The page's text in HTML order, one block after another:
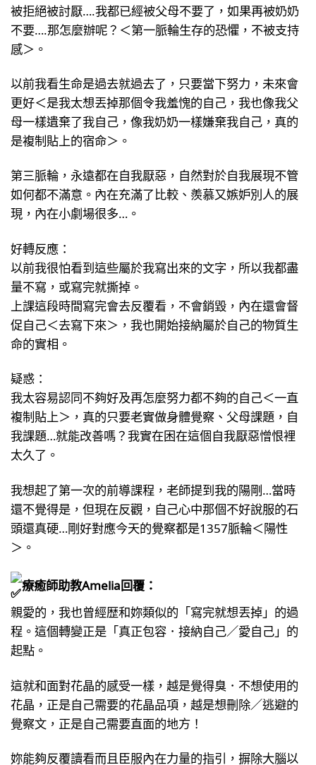
被拒絕被討厭….我都已經被父母不要了，如果再被奶奶
不要….那怎麼辦呢？＜第一脈輪生存的恐懼，不被支持
感＞。
以前我看生命是過去就過去了，只要當下努力，未來會
更好＜是我太想丟掉那個令我羞愧的自己，我也像我父
母一樣遺棄了我自己，像我奶奶一樣嫌棄我自己，真的
是複制貼上的宿命＞。
第三脈輪，永遠都在自我厭惡，自然對於自我展現不管
如何都不滿意。內在充滿了比較、羨慕又嫉妒別人的展
現，內在小劇場很多…。
好轉反應：
以前我很怕看到這些屬於我寫出來的文字，所以我都盡
量不寫，或寫完就撕掉。
上課這段時間寫完會去反覆看，不會銷毀，內在還會督
促自己＜去寫下來＞，我也開始接納屬於自己的物質生
命的實相。
疑惑：
我太容易認同不夠好及再怎麼努力都不夠的自己＜一直
複制貼上＞，真的只要老實做身體覺察、父母課題，自
我課題…就能改善嗎？我實在困在這個自我厭惡憎恨裡
太久了。
我想起了第一次的前導課程，老師提到我的陽剛…當時
還不覺得是，但現在反觀，自己心中那個不好說服的石
頭還真硬…剛好對應今天的覺察都是1357脈輪＜陽性
＞。
療癒師助教Amelia回覆：
親愛的，我也曾經歴和妳類似的「寫完就想丟掉」的過
程。這個轉變正是「真正包容．接納自己／愛自己」的
起點。
這就和面對花晶的感受一樣，越是覺得臭．不想使用的
花晶，正是自己需要的花晶品項，越是想刪除／逃避的
覺察文，正是自己需要直面的地方！
妳能夠反覆讀看而且臣服內在力量的指引，摒除大腦以